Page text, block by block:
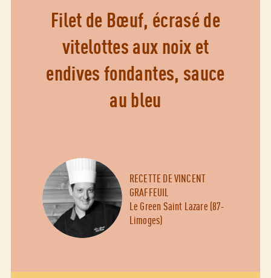
Filet de Bœuf, écrasé de
vitelottes aux noix et
endives fondantes, sauce
au bleu
RECETTE DE VINCENT
GRAFFEUIL
Le Green Saint Lazare (87-
Limoges)